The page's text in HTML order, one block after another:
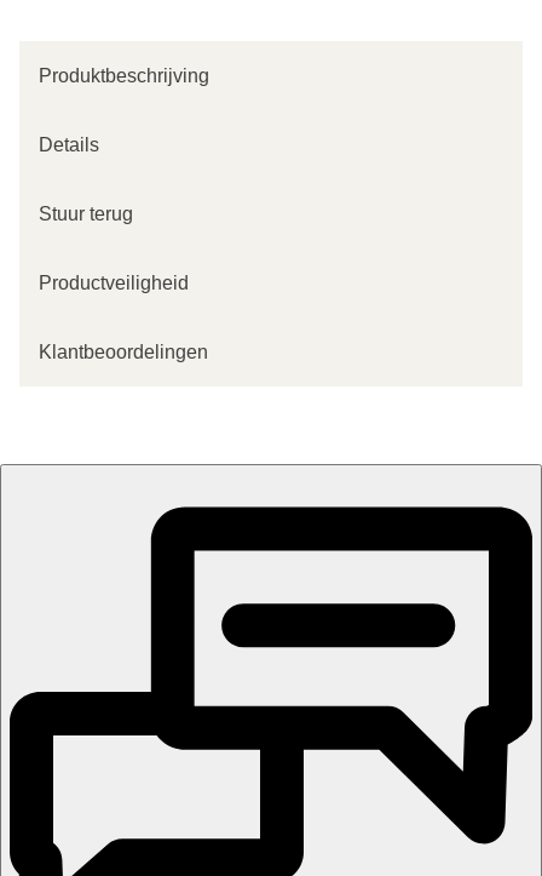
Produktbeschrijving
Details
Stuur terug
Productveiligheid
Klantbeoordelingen